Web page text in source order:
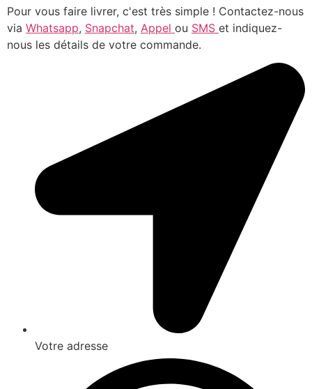
Pour vous faire livrer, c'est très simple ! Contactez-nous
via Whatsapp, Snapchat, Appel ou SMS et indiquez-
nous les détails de votre commande.
Votre adresse